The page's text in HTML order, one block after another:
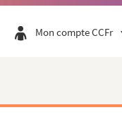
Mon compte CCFr